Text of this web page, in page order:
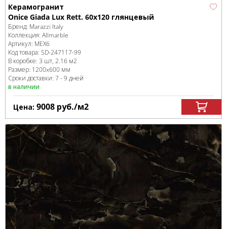
Керамогранит
Onice Giada Lux Rett. 60x120 глянцевый
Бренд: Marazzi Italy
Коллекция: Allmarble
Артикул: MEX6
Код товара: SD-247117-99
В коробке: 3 шт, 2.16 м2
Размер: 1200x600 мм
Сроки доставки: 7 - 9 дней
в наличии
Цена: 9008 руб./м2